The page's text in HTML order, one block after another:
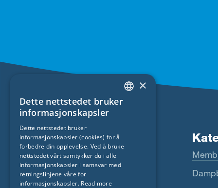
Produkter
Fentrim
Majrex
ENGLISH
FRENCH
×
Dette nettstedet bruker
informasjonskapsler
Dette nettstedet bruker
informasjonskapsler (cookies) for å
forbedre din opplevelse. Ved å bruke
nettstedet vårt samtykker du i alle
informasjonskapsler i samsvar med
retningslinjene våre for
informasjonskapsler. Read more